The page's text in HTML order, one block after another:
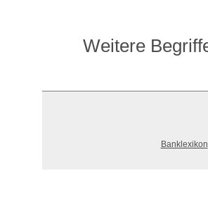
Weitere
Banklexikon